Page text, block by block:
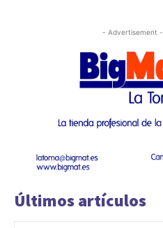
- Advertisement -
Últimos artículos